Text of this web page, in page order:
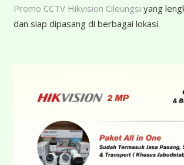
Promo CCTV Hikvision Cileungsi yang
dan siap dipasang di berbagai lokasi.